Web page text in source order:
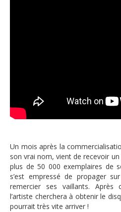
Un mois après la
son vrai nom, vient de recevoir
plus de 50 000 exemplaires de
s’est empressé de propager
remercier ses vaillants. Après
l’artiste cherchera à obtenir le
pourrait très vite arriver !